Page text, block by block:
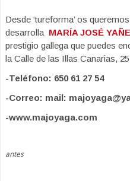
Desde ‘tureforma’ os
desarrolla MARÍA JOSÉ
prestigio gallega que puedes
la Calle de las Illas Canarias,
-Teléfono: 650 61 27 54
-Correo: mail:
-www.majoyaga.com
antes